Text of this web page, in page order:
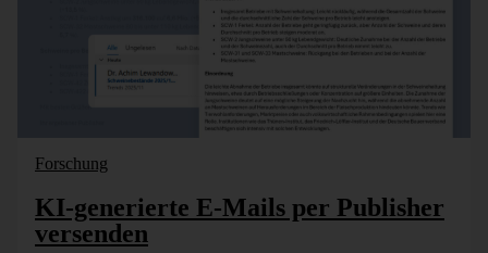
Forschung
KI-generierte E-Mails per Publisher
versenden